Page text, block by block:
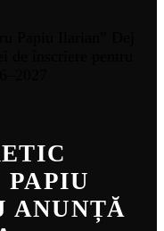
PAPIU
ANUNȚĂ